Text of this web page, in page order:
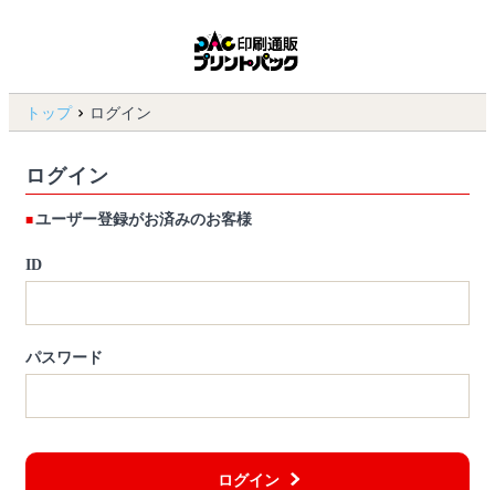
トップ ログイン
ログイン
ユーザー登録がお済みのお客様
ID
パスワード
ログイン